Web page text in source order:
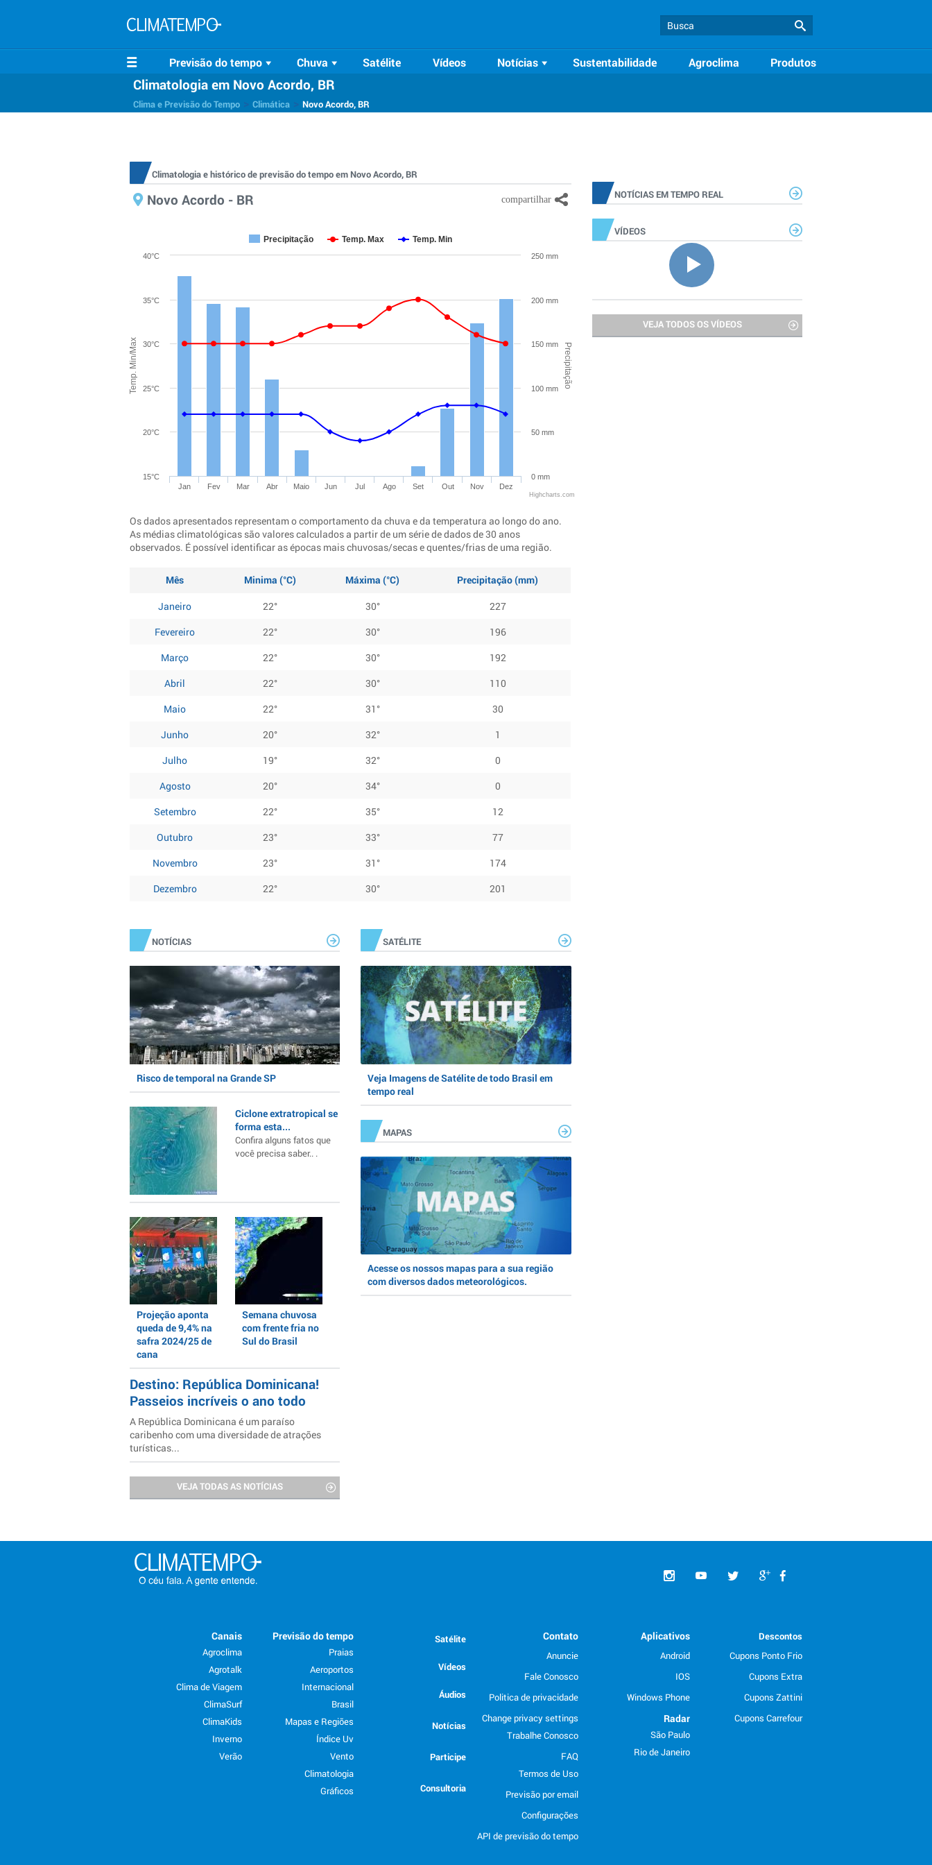
Previsão do tempo Chuva Satélite Vídeos Notícias Sustentabilidade Agroclima Produtos
Climatologia em Novo Acordo, BR
Clima e Previsão do Tempo Climática Novo Acordo, BR
Climatologia e histórico de previsão do tempo em Novo Acordo, BR
Novo Acordo - BR
Temp. Min/Max Precipitação
Precipitação Temp. Max Temp. Min
Jan Fev Mar Abr Maio Jun Jul Ago Set Out Nov Dez
15°C
20°C
25°C
30°C
35°C
40°C
0 mm
50 mm
100 mm
150 mm
200 mm
250 mm
Highcharts.com
Os dados apresentados representam o comportamento da chuva e da temperatura ao longo do ano.
As médias climatológicas são valores calculados a partir de um série de dados de 30 anos
observados. É possível identificar as épocas mais chuvosas/secas e quentes/frias de uma região.
Mês Minima (°C) Máxima (°C)
Precipitação (mm)
Janeiro
22° 30°
227
Fevereiro
22° 30°
196
Março
22° 30°
192
Abril
22° 30°
110
Maio
22° 31°
30
Junho
20° 32°
1
Julho
19° 32°
0
Agosto
20° 34°
0
Setembro
22° 35°
12
Outubro
23° 33°
77
Novembro
23° 31°
174
Dezembro
22° 30° 201
NOTÍCIAS EM TEMPO REAL
VÍDEOS
VEJA TODOS OS VÍDEOS
NOTÍCIAS
Risco de temporal na Grande SP
Ciclone extratropical se
forma esta...
Confira alguns fatos que
você precisa saber.. .
Projeção aponta
queda de 9,4% na
safra 2024/25 de
cana
Semana chuvosa
com frente fria no
Sul do Brasil
Destino: República Dominicana!
Passeios incríveis o ano todo
A República Dominicana é um paraíso
caribenho com uma diversidade de atrações
turísticas...
VEJA TODAS AS NOTÍCIAS
SATÉLITE
Veja Imagens de Satélite de todo Brasil em
tempo real
MAPAS
Acesse os nossos mapas para a sua região
com diversos dados meteorológicos.
Descontos
Cupons Ponto Frio
Cupons Extra
Cupons Zattini
Cupons Carrefour
Aplicativos
Android
IOS
Windows Phone
Radar
São Paulo
Rio de Janeiro
Contato
Anuncie
Fale Conosco
Politica de privacidade
Change privacy settings
Trabalhe Conosco
FAQ
Termos de Uso
Previsão por email
Configurações
API de previsão do tempo
Satélite
Vídeos
Áudios
Notícias
Participe
Consultoria
Previsão do tempo
Praias
Aeroportos
Internacional
Brasil
Mapas e Regiões
Índice Uv
Vento
Climatologia
Gráficos
Canais
Agroclima
Agrotalk
Clima de Viagem
ClimaSurf
ClimaKids
Inverno
Verão